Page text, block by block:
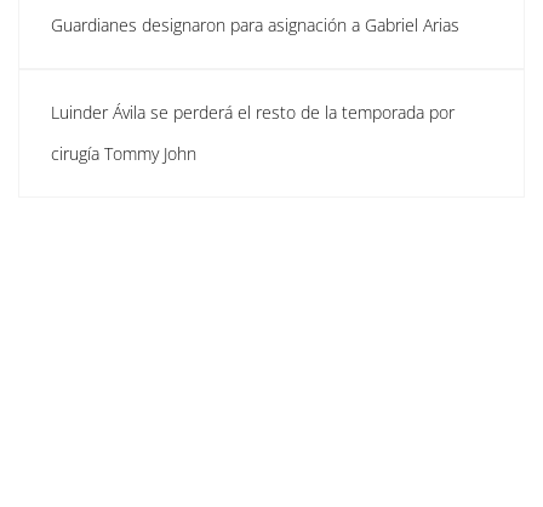
Guardianes designaron para asignación a Gabriel Arias
Luinder Ávila se perderá el resto de la temporada por
cirugía Tommy John